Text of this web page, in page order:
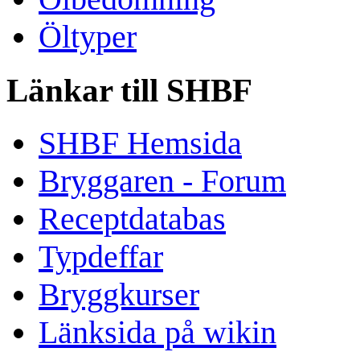
Öltyper
Länkar till SHBF
SHBF Hemsida
Bryggaren - Forum
Receptdatabas
Typdeffar
Bryggkurser
Länksida på wikin